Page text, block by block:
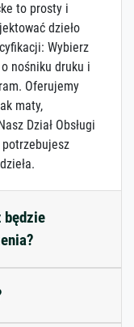
to prosty i
dzieło
Wybierz
nośniku druku i
Oferujemy
maty,
Dział Obsługi
będzie